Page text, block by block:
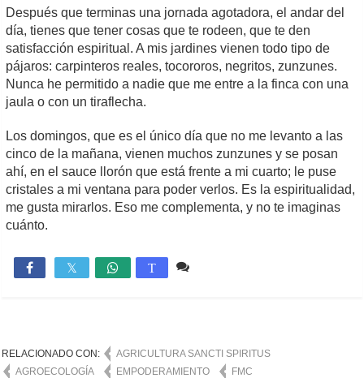
Después que terminas una jornada agotadora, el andar del
día, tienes que tener cosas que te rodeen, que te den
satisfacción espiritual. A mis jardines vienen todo tipo de
pájaros: carpinteros reales, tocororos, negritos, zunzunes.
Nunca he permitido a nadie que me entre a la finca con una
jaula o con un tiraflecha.
Los domingos, que es el único día que no me levanto a las
cinco de la mañana, vienen muchos zunzunes y se posan
ahí, en el sauce llorón que está frente a mi cuarto; le puse
cristales a mi ventana para poder verlos. Es la espiritualidad,
me gusta mirarlos. Eso me complementa, y no te imaginas
cuánto.
 T
RELACIONADO CON:
AGRICULTURA SANCTI SPIRITUS
AGROECOLOGÍA
EMPODERAMIENTO FMC